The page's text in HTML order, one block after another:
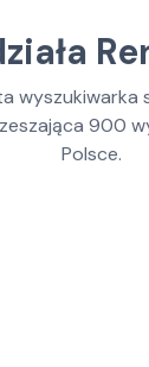
wyszukiwarka
900
Polsce.